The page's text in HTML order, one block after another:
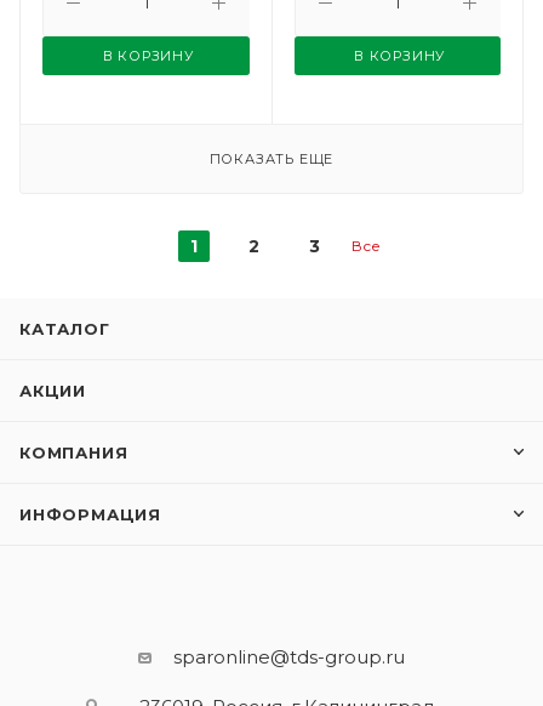
В КОРЗИНУ В КОРЗИНУ
ПОКАЗАТЬ ЕЩЕ
1 2 3 Все
КАТАЛОГ
АКЦИИ
КОМПАНИЯ
ИНФОРМАЦИЯ
sparonline@tds-group.ru